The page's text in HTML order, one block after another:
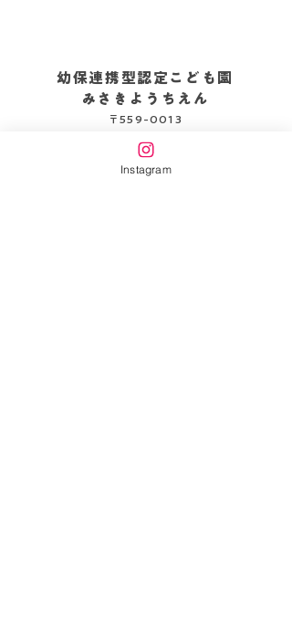
幼保連携型認定こども園
みさきようちえん
〒559-0013
TEL：06-6681-4756
Instagram